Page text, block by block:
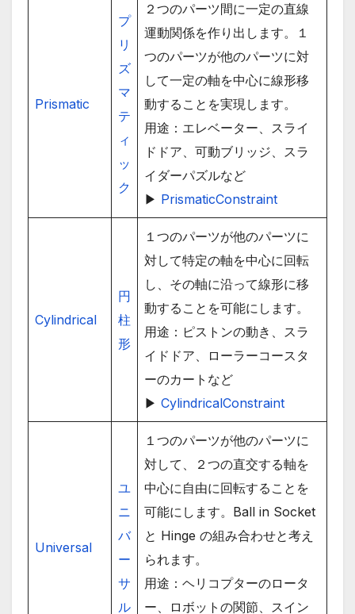
Prismatic
プ
リ
ズ
マ
テ
ィ
ッ
ク
２つのパーツ間に一定の直線
運動関係を作り出します。１
つのパーツが他のパーツに対
して一定の軸を中心に線形移
動することを実現します。
用途：エレベーター、スライ
ドドア、可動ブリッジ、スラ
イダーパズルなど
▶ PrismaticConstraint
Cylindrical
円
柱
形
１つのパーツが他のパーツに
対して特定の軸を中心に回転
し、その軸に沿って線形に移
動することを可能にします。
用途：ピストンの動き、スラ
イドドア、ローラーコースタ
ーのカートなど
▶ CylindricalConstraint
Universal
ユ
ニ
バ
ー
サ
ル
１つのパーツが他のパーツに
対して、２つの直交する軸を
中心に自由に回転することを
可能にします。Ball in Socket
と Hinge の組み合わせと考え
られます。
用途：ヘリコプターのロータ
ー、ロボットの関節、スイン